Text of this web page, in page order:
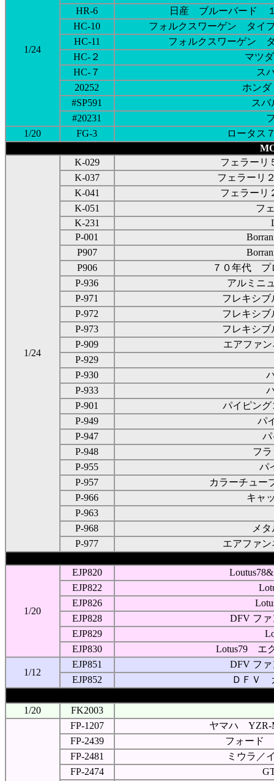
1/24
HR-6
日産 ブルーバード
HC-10
フォルクスワーゲン タ
HC-11
フォルクスワーゲン
HC-２
マツ
HC-７
ス
20252
ホン
#SP591
ス
#20231
1/20
FG-3
ロータス
1/24
K-029
フェラーリ
K-037
フェラーリ
K-041
フェラーリ
K-051
フ
K-231
P-001
P907
P906
７０年代 プ
P-936
アルミニ
P-971
フレキシ
P-972
フレキシ
P-973
フレキシ
P-909
エアファ
P-929
P-930
P-933
P-901
パイピン
P-949
パ
P-947
パ
P-948
フ
P-955
パ
P-957
カラーチュ
P-966
キャ
P-963
P-968
メ
P-977
エアファ
1/20
EJP820
EJP822
EJP826
EJP828
DFV フ
EJP829
EJP830
Lotus79 エ
1/12
EJP851
DFV フ
EJP852
ＤＦＶ
1/20 FK2003
FP-1207
ヤマハ YZR-
FP-2439
フォード
FP-2481
ミウラ／
FP-2474